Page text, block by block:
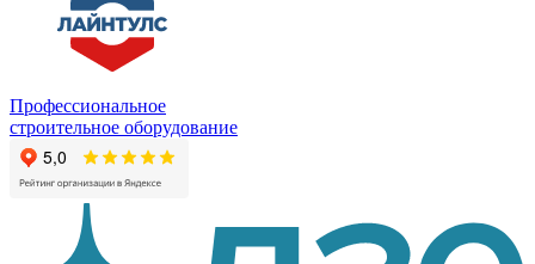
Профессиональное
строительное оборудование